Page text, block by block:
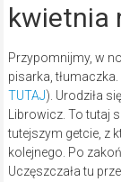
kwietnia
Przypomnijmy, w
pisarka,
TUTAJ). Urodziła
Librowicz. To tutaj
tutejszym getcie, z
kolejnego. Po
Uczęszczała tu